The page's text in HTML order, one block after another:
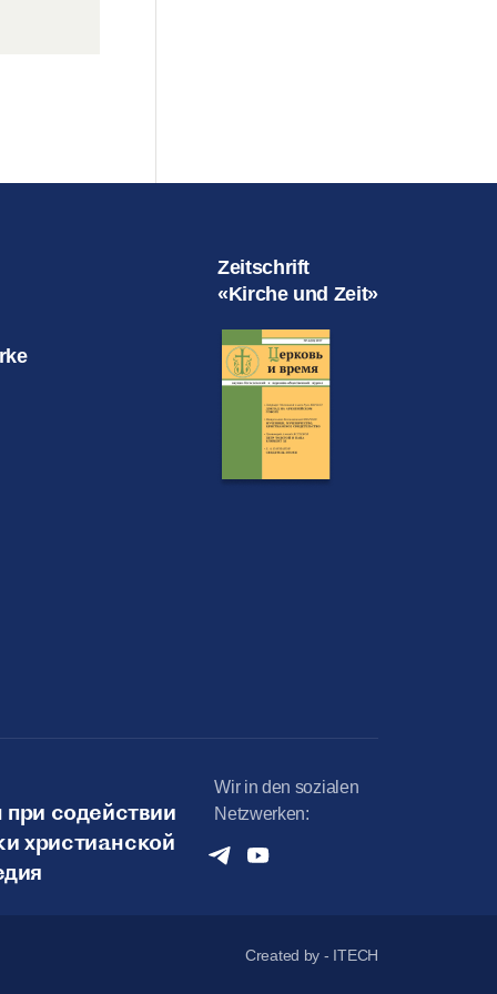
Zeitschrift
«Kirche und Zeit»
содействии
христианской
Wir in den sozialen
Netzwerken:
Created by - ITECH